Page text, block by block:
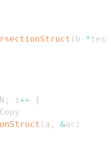
( b *
N ; i ++
{
( a , &ac )